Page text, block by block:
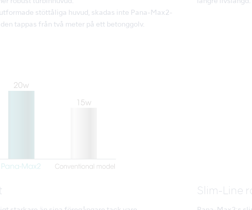
utformade stöttåliga huvud, skadas inte Pana-Max2-
tappas från två meter på ett betonggolv.
Slim-Line